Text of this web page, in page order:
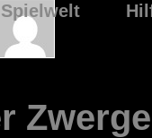
Spielwelt
Zwerge